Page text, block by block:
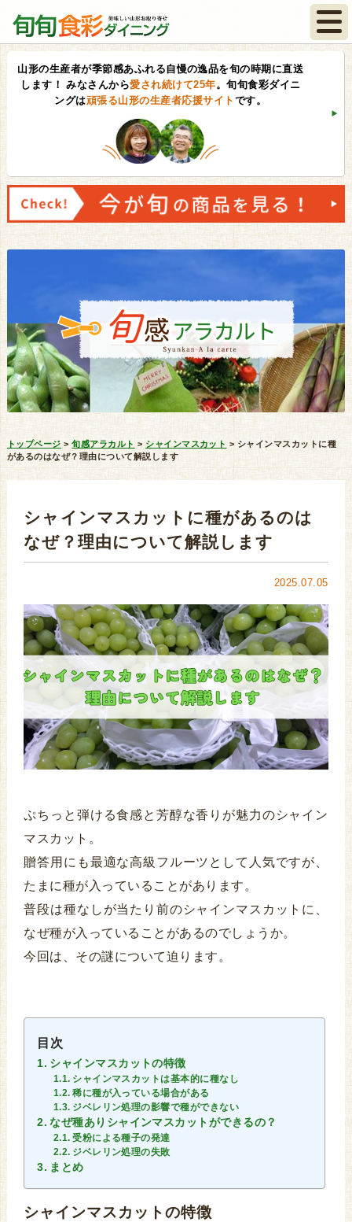
山形の生産者が季節感あふれる自慢の逸品を旬の時期に直送
します！ みなさんから愛され続けて25年。旬旬食彩ダイニ
ングは頑張る山形の生産者応援サイト です。
トップページ >旬感アラカルト > シャインマスカット > シャインマスカットに種
があるのはなぜ？理由について解説します
シャインマスカットに種があるのは
なぜ？理由について解説します
2025.07.05
ぷちっと弾ける食感と芳醇な香りが魅力のシャイン
マスカット。
贈答用にも最適な高級フルーツとして人気ですが、
たまに種が入っていることがあります。
普段は種なしが当たり前のシャインマスカットに、
なぜ種が入っていることがあるのでしょうか。
今回は、その謎について迫ります。
目次
シャインマスカットの特徴
シャインマスカットは基本的に種なし
稀に種が入っている場合がある
ジベレリン処理の影響で種ができない
なぜ種ありシャインマスカットができるの？
受粉による種子の発達
ジベレリン処理の失敗
まとめ
シャインマスカットの特徴